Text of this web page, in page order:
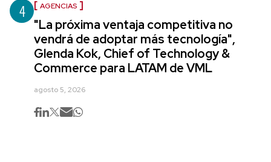
4 AGENCIAS
"La próxima ventaja competitiva no
vendrá de adoptar más tecnología",
Glenda Kok, Chief of Technology &
Commerce para LATAM de VML
agosto 5, 2026